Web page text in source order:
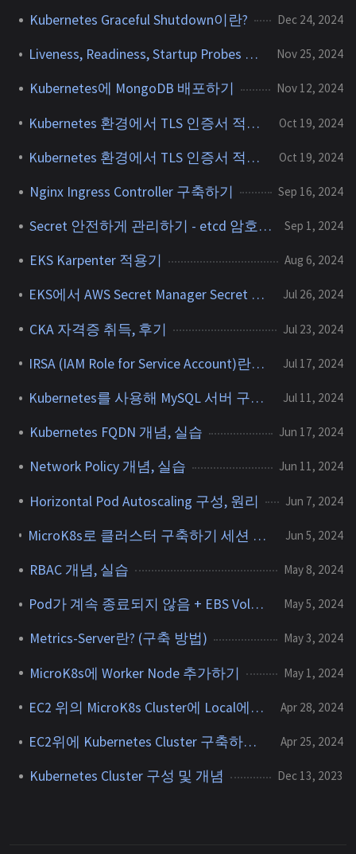
Kubernetes Graceful Shutdown이란? Dec 24, 2024
Liveness, Readiness, Startup Probes 개념, 사용방법 Nov 25, 2024
Kubernetes에 MongoDB 배포하기 Nov 12, 2024
Kubernetes 환경에서 TLS 인증서 적용하기 - (2) Oct 19, 2024
Kubernetes 환경에서 TLS 인증서 적용하기 - (1) Oct 19, 2024
Nginx Ingress Controller 구축하기 Sep 16, 2024
Secret 안전하게 관리하기 - etcd 암호화 Sep 1, 2024
EKS Karpenter 적용기 Aug 6, 2024
EKS에서 AWS Secret Manager Secret 사용하기 Jul 26, 2024
CKA 자격증 취득, 후기 Jul 23, 2024
IRSA (IAM Role for Service Account)란? 사용 방법 Jul 17, 2024
Kubernetes를 사용해 MySQL 서버 구축 & 배포하기 Jul 11, 2024
Kubernetes FQDN 개념, 실습 Jun 17, 2024
Network Policy 개념, 실습 Jun 11, 2024
Horizontal Pod Autoscaling 구성, 원리 Jun 7, 2024
MicroK8s로 클러스터 구축하기 세션 진행 - AWS 강의실 온라인 세미나 Jun 5, 2024
RBAC 개념, 실습 May 8, 2024
Pod가 계속 종료되지 않음 + EBS Volume 확장 May 5, 2024
Metrics-Server란? (구축 방법) May 3, 2024
MicroK8s에 Worker Node 추가하기 May 1, 2024
EC2 위의 MicroK8s Cluster에 Local에서 명령하기 Apr 28, 2024
EC2위에 Kubernetes Cluster 구축하기 (MicroK8s) Apr 25, 2024
Kubernetes Cluster 구성 및 개념 Dec 13, 2023